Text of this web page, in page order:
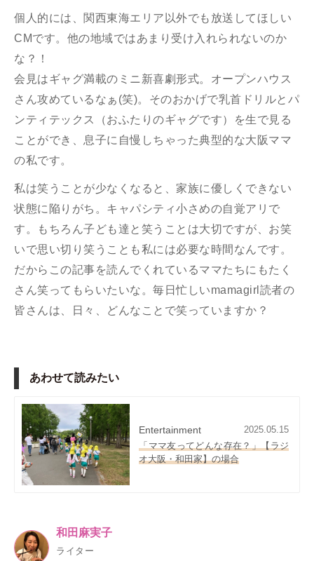
個人的には、関西東海エリア以外でも放送してほしい
CMです。他の地域ではあまり受け入れられないのか
な？！
会見はギャグ満載のミニ新喜劇形式。オープンハウス
さん攻めているなぁ(笑)。そのおかげで乳首ドリルとパ
ンティテックス（おふたりのギャグです）を生で見る
ことができ、息子に自慢しちゃった典型的な大阪ママ
の私です。
私は笑うことが少なくなると、家族に優しくできない
状態に陥りがち。キャパシティ小さめの自覚アリで
す。もちろん子ども達と笑うことは大切ですが、お笑
いで思い切り笑うことも私には必要な時間なんです。
だからこの記事を読んでくれているママたちにもたく
さん笑ってもらいたいな。毎日忙しいmamagirl読者の
皆さんは、日々、どんなことで笑っていますか？
あわせて読みたい
Entertainment
2025.05.15
「ママ友ってどんな存在？」【ラジ
オ大阪・和田家】の場合
和田麻実子
ライター